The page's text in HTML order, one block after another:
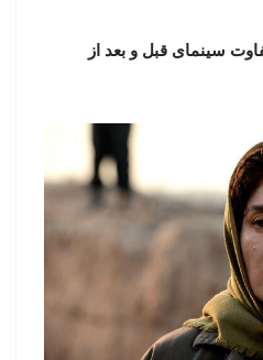
سینمای قبل و بعد از